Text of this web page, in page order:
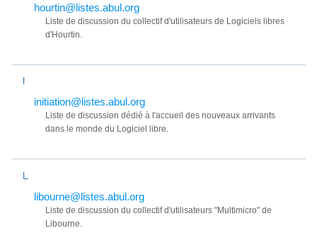
hourtin@listes.abul.org
Liste de discussion du collectif d'utilisateurs de Logiciels libres
d'Hourtin.
I
initiation@listes.abul.org
Liste de discussion dédié à l'accueil des nouveaux arrivants
dans le monde du Logiciel libre.
L
libourne@listes.abul.org
Liste de discussion du collectif d'utilisateurs "Multimicro" de
Libourne.